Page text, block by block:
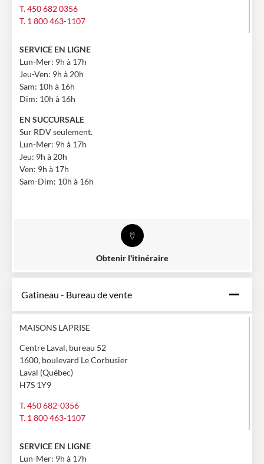
T. 450 682 0356
T. 1 800 463-1107
SERVICE EN LIGNE
Lun-Mer: 9h à 17h
Jeu-Ven: 9h à 20h
Sam: 10h à 16h
Dim: 10h à 16h
EN SUCCURSALE
Sur RDV seulement.
Lun-Mer: 9h à 17h
Jeu: 9h à 20h
Ven: 9h à 17h
Sam-Dim: 10h à 16h
Obtenir l'itinéraire
Gatineau - Bureau de vente
MAISONS LAPRISE
Centre Laval, bureau 52
1600, boulevard Le Corbusier
Laval (Québec)
H7S 1Y9
T. 450 682-0356
T. 1 800 463-1107
SERVICE EN LIGNE
Lun-Mer: 9h à 17h